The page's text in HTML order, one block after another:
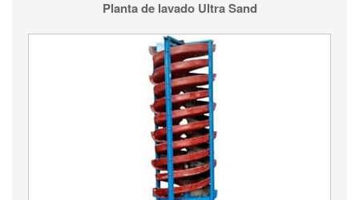
Planta de lavado Ultra Sand